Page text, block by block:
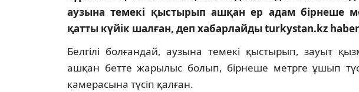
аузына темекі қыстырып ашқан ер адам бірнеше
қатты күйік шалған, деп хабарлайды turkystan.kz
Белгілі болғандай, аузына темекі қыстырып, зауыт
ашқан бетте жарылыс болып, бірнеше метрге ұшып
камерасына түсіп қалған.